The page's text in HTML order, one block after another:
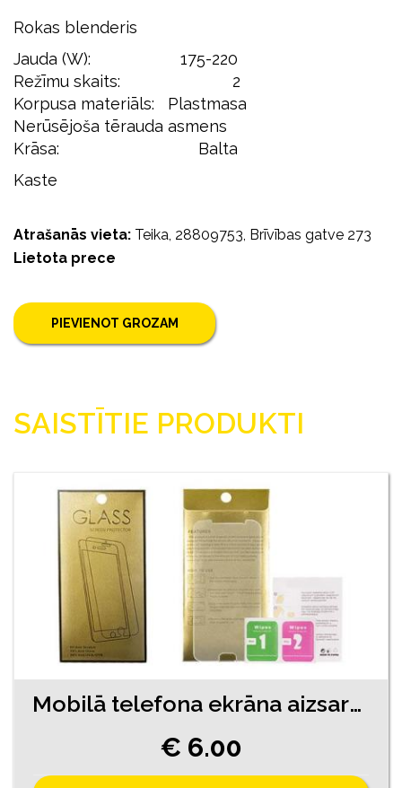
Rokas blenderis
Jauda (W): 175-220
Režīmu skaits: 2
Korpusa materiāls: Plastmasa
Nerūsējoša tērauda asmens
Krāsa: Balta
Kaste
Atrašanās vieta: Teika, 28809753, Brīvības gatve 273
Lietota prece
PIEVIENOT GROZAM
SAISTĪTIE PRODUKTI
Mobilā telefona ekrāna aizsargstikls
€ 6.00